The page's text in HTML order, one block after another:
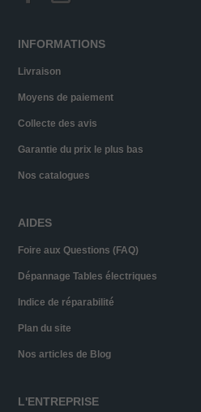
INFORMATIONS
Livraison
Moyens de paiement
Collecte des avis
Garantie du prix le plus bas
Nos catalogues
AIDES
Foire aux Questions (FAQ)
Dépannage Tables électriques
Indice de réparabilité
Plan du site
Nos articles de Blog
L'ENTREPRISE